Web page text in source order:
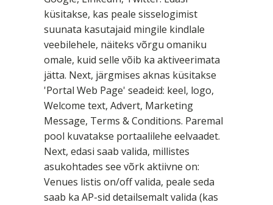
küsitakse, kas peale sisselogimist
suunata kasutajaid mingile kindlale
veebilehele, näiteks võrgu omaniku
omale, kuid selle võib ka aktiveerimata
jätta. Next, järgmises aknas küsitakse
'Portal Web Page' seadeid: keel, logo,
Welcome text, Advert, Marketing
Message, Terms & Conditions. Paremal
pool kuvatakse portaalilehe eelvaadet.
Next, edasi saab valida, millistes
asukohtades see võrk aktiivne on:
Venues listis on/off valida, peale seda
saab ka AP-sid detailsemalt valida (kas